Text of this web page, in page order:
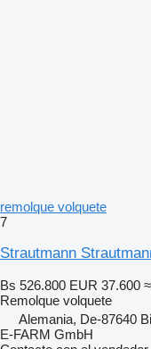
remolque volquete
7
Strautmann
Bs 526.800 EUR 37.600
Remolque volquete
Alemania, De-87640
E-FARM GmbH